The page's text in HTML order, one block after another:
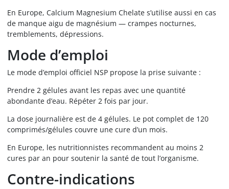
En Europe, Calcium Magnesium Chelate s’utilise aussi en cas
de manque aigu de magnésium — crampes nocturnes,
tremblements, dépressions.
Mode d’emploi
Le mode d’emploi officiel NSP propose la prise suivante :
Prendre 2 gélules avant les repas avec une quantité
abondante d’eau. Répéter 2 fois par jour.
La dose journalière est de 4 gélules. Le pot complet de 120
comprimés/gélules couvre une cure d’un mois.
En Europe, les nutritionnistes recommandent au moins 2
cures par an pour soutenir la santé de tout l’organisme.
Contre-indications